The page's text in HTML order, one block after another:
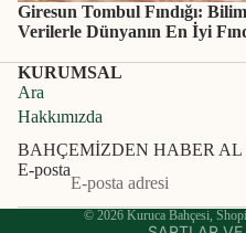
Giresun Tombul Fındığı:
Verilerle Dünyanın En İyi
KURUMSAL
Ara
Hakkımızda
BAHÇEMİZDEN HABER AL
E-posta
© 2026 Kuruca Bahçesi ,
Gizlilik politikası
Kargo politikası